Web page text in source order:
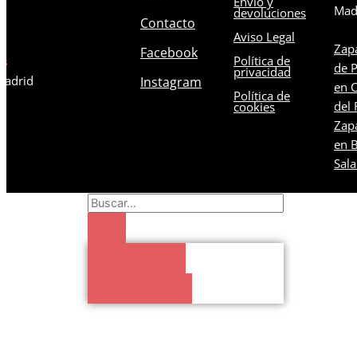
Contacto
Facebook
Instagram
devoluciones
Aviso Legal
Política de
privacidad
Política de
cookies
de
en
del
en
Search